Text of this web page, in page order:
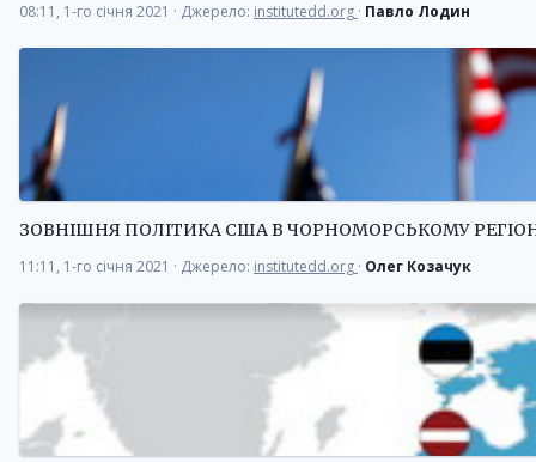
08:11, 1-го січня 2021 · Джерело: institutedd.org · Павло Лодин
ЗОВНІШНЯ ПОЛІТИКА США В ЧОРНОМОРСЬКОМУ
11:11, 1-го січня 2021 · Джерело: institutedd.org · Олег Козачук